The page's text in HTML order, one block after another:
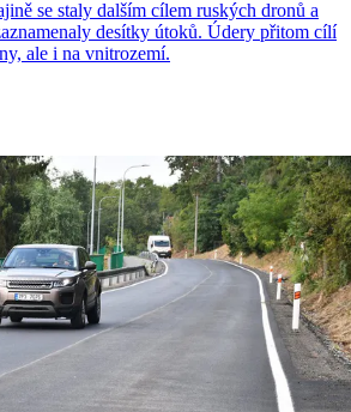
se staly dalším cílem ruských dronů a
desítky útoků. Údery přitom cílí
ale i na vnitrozemí.